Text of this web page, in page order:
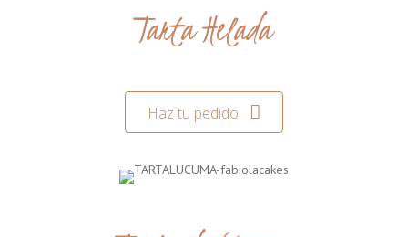
Tarta Helada
Haz tu pedido